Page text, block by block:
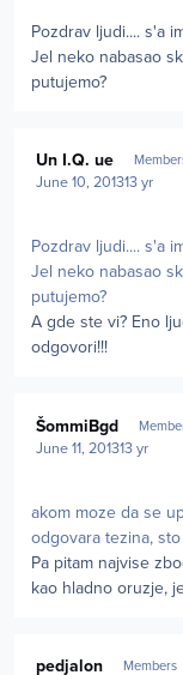
Pozdrav ljudi.... s'a
Jel neko nabasao
putujemo?
Un I.Q. ue
June 10, 201313 yr
Pozdrav ljudi.... s'a
Jel neko nabasao
putujemo?
A gde ste vi? Eno
odgovori!!!
ŠommiBgd
June 11, 201313 yr
akom moze da se
odgovara tezina,
Pa pitam najvise
kao hladno oruzje,
pedjalon Members